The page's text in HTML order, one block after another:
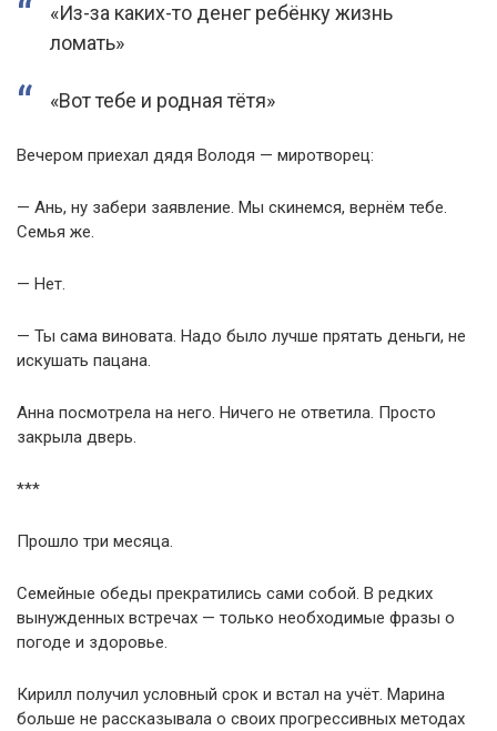
«Из-за каких-то денег ребёнку жизнь
ломать»
«Вот тебе и родная тётя»
Вечером приехал дядя Володя — миротворец:
— Ань, ну забери заявление. Мы скинемся, вернём тебе.
Семья же.
— Нет.
— Ты сама виновата. Надо было лучше прятать деньги, не
искушать пацана.
Анна посмотрела на него. Ничего не ответила. Просто
закрыла дверь.
***
Прошло три месяца.
Семейные обеды прекратились сами собой. В редких
вынужденных встречах — только необходимые фразы о
погоде и здоровье.
Кирилл получил условный срок и встал на учёт. Марина
больше не рассказывала о своих прогрессивных методах